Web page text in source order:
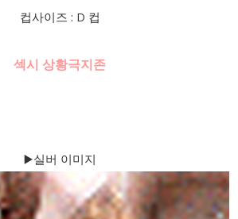
컵사이즈 : D 컵
섹시 상황극지존
▶️실버 이미지